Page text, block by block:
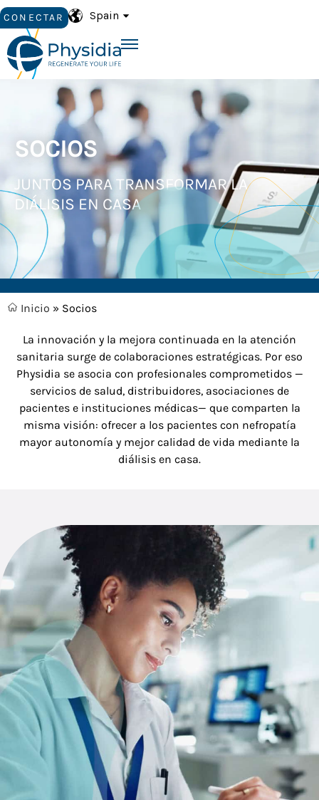
CONECTAR Spain
SOCIOS
JUNTOS PARA TRANSFORMAR LA
DIÁLISIS EN CASA
Inicio » Socios
La innovación y la mejora continuada en la atención
sanitaria surge de colaboraciones estratégicas. Por eso
Physidia se asocia con profesionales comprometidos —
servicios de salud, distribuidores, asociaciones de
pacientes e instituciones médicas— que comparten la
misma visión: ofrecer a los pacientes con nefropatía
mayor autonomía y mejor calidad de vida mediante la
diálisis en casa.